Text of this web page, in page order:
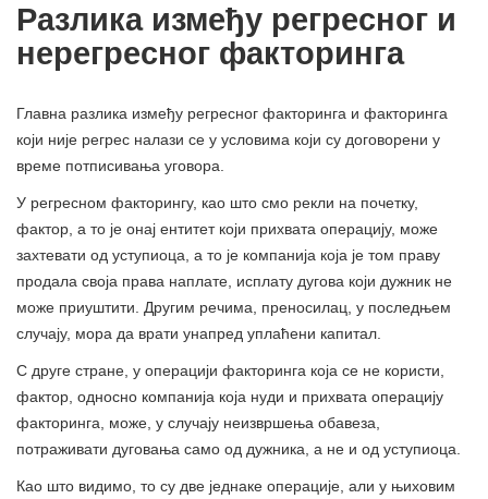
Разлика између регресног и
нерегресног факторинга
Главна разлика између регресног факторинга и факторинга
који није регрес налази се у условима који су договорени у
време потписивања уговора.
У регресном факторингу, као што смо рекли на почетку,
фактор, а то је онај ентитет који прихвата операцију, може
захтевати од уступиоца, а то је компанија која је том праву
продала своја права наплате, исплату дугова који дужник не
може приуштити. Другим речима, преносилац, у последњем
случају, мора да врати унапред уплаћени капитал.
С друге стране, у операцији факторинга која се не користи,
фактор, односно компанија која нуди и прихвата операцију
факторинга, може, у случају неизвршења обавеза,
потраживати дуговања само од дужника, а не и од уступиоца.
Као што видимо, то су две једнаке операције, али у њиховим